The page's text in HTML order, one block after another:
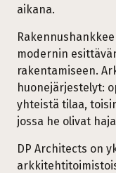
aikana.
modernin
rakentamiseen.
huonejärjestelyt:
yhteistä tilaa,
jossa he olivat
DP Architects on